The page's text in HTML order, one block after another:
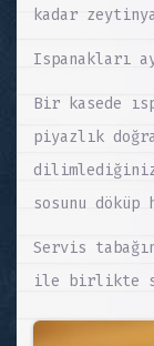
kadar
Ispanakları
Bir kasede
piyazlık
sosunu döküp
Servis
ile birlikte